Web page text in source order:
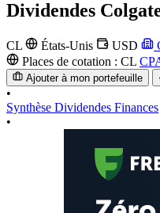
Dividendes
CL États-Unis USD
Places de cotation : CL
Ajouter à mon portefeuille
•
Synthèse Dividendes Finances
•